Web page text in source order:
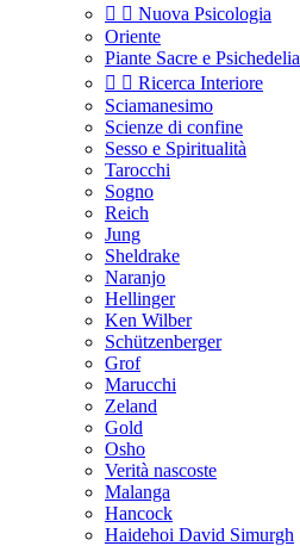
  Nuova Psicologia
Oriente
Piante Sacre e Psichedelia
  Ricerca Interiore
Sciamanesimo
Scienze di confine
Sesso e Spiritualità
Tarocchi
Sogno
Reich
Jung
Sheldrake
Naranjo
Hellinger
Ken Wilber
Schützenberger
Grof
Marucchi
Zeland
Gold
Osho
Verità nascoste
Malanga
Hancock
Haidehoi David Simurgh